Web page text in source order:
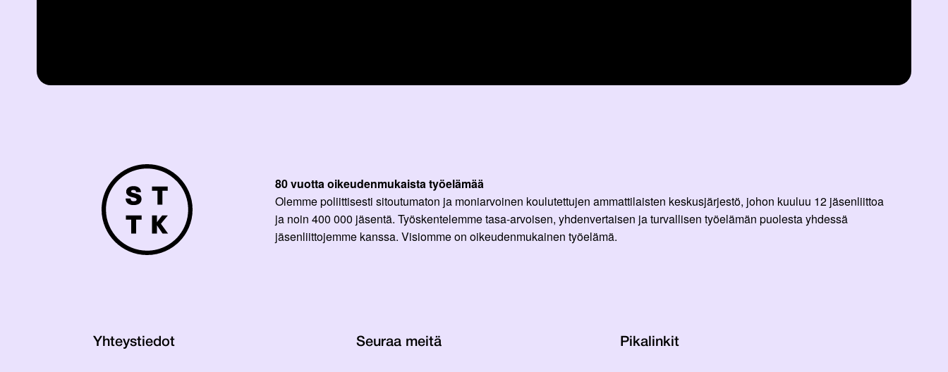
80 vuotta oikeudenmukaista työelämää
Olemme poliittisesti sitoutumaton ja moniarvoinen koulutettujen ammattilaisten keskusjärjestö, johon kuuluu 12 jäsenliittoa
ja noin 400 000 jäsentä. Työskentelemme tasa-arvoisen, yhdenvertaisen ja turvallisen työelämän puolesta yhdessä
jäsenliittojemme kanssa. Visiomme on oikeudenmukainen työelämä.
Yhteystiedot Seuraa meitä Pikalinkit